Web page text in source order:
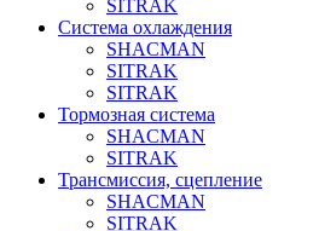
SITRAK
Система охлаждения
SHACMAN
SITRAK
SITRAK
Тормозная система
SHACMAN
SITRAK
Трансмиссия, сцепление
SHACMAN
SITRAK